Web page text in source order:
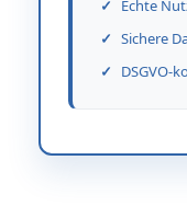
Echte
Sichere
DSGVO-